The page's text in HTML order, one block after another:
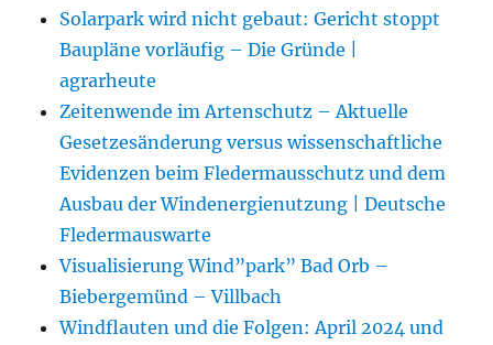
Solarpark wird nicht gebaut: Gericht stoppt
Baupläne vorläufig – Die Gründe |
agrarheute
Zeitenwende im Artenschutz – Aktuelle
Gesetzesänderung versus wissenschaftliche
Evidenzen beim Fledermausschutz und dem
Ausbau der Windenergienutzung | Deutsche
Fledermauswarte
Visualisierung Wind”park” Bad Orb –
Biebergemünd – Villbach
Windflauten und die Folgen: April 2024 und